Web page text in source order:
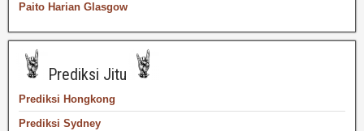
Paito Harian Glasgow
Prediksi Jitu
Prediksi Hongkong
Prediksi Sydney